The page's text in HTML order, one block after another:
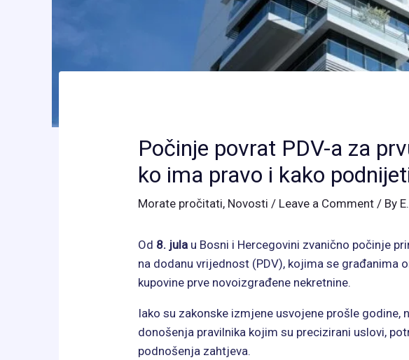
Počinje povrat PDV-a za
ko ima pravo i kako
Morate pročitati, Novosti / Leave a Comment / By
Od 8. julau Bosni i Hercegovini zvanično počinje
na dodanu vrijednost (PDV), kojima se građanima
kupovine prve novoizgrađene nekretnine.
Iako su zakonske izmjene usvojene prošle godine,
donošenja pravilnika kojim su precizirani uslovi,
podnošenja zahtjeva.